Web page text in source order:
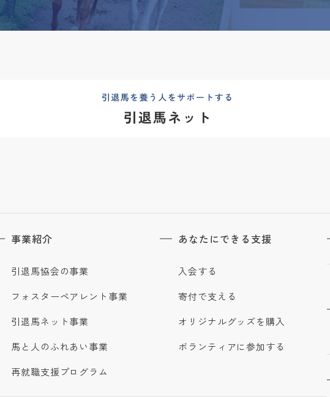
事業紹介
引退馬協会の事業
フォスターペアレント事業
引退馬ネット事業
馬と人のふれあい事業
再就職支援プログラム
あなたにできる支援
入会する
寄付で支える
オリジナルグッズを購入
ボランティアに参加する